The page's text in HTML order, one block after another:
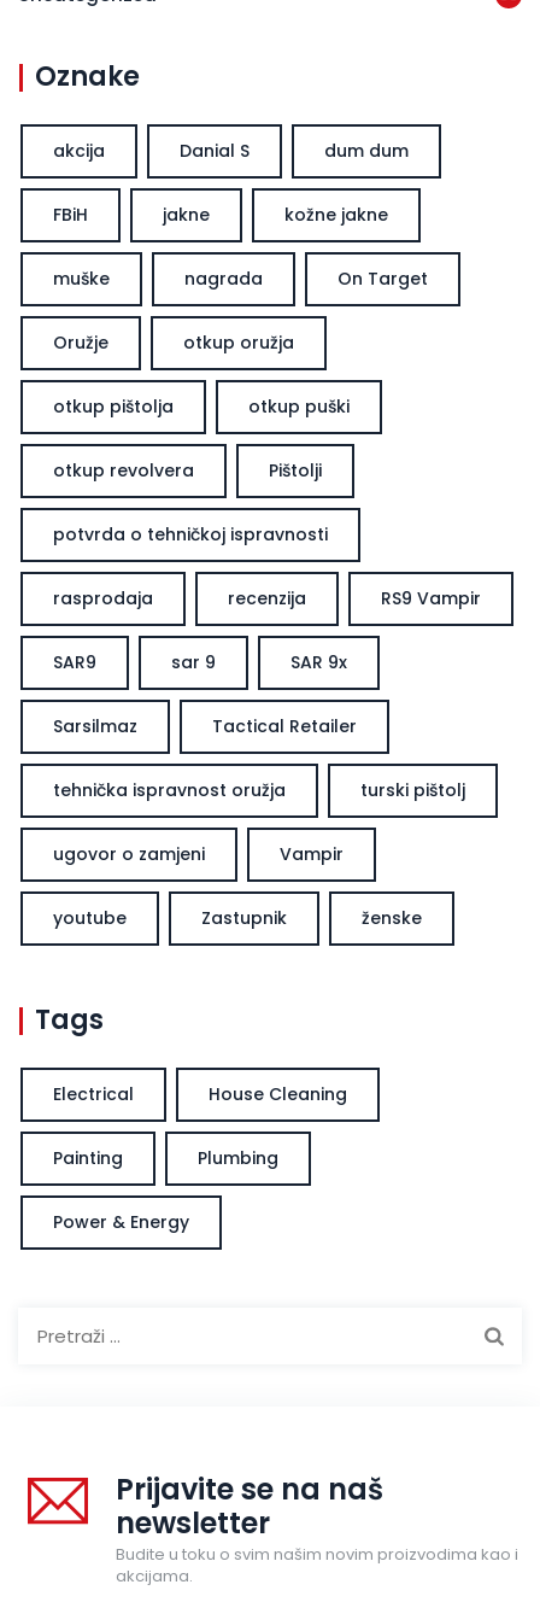
Oznake
akcija Danial S dum dum
FBiH jakne kožne jakne
muške nagrada On Target
Oružje otkup oružja
otkup pištolja otkup puški
otkup revolvera Pištolji
potvrda o tehničkoj ispravnosti
rasprodaja recenzija RS9 Vampir
SAR9 sar 9 SAR 9x
Sarsilmaz Tactical Retailer
tehnička ispravnost oružja turski pištolj
ugovor o zamjeni Vampir
youtube Zastupnik ženske
Tags
Electrical House Cleaning
Painting Plumbing
Power & Energy
Prijavite se na naš
newsletter
Budite u toku o svim našim novim proizvodima kao i
akcijama.